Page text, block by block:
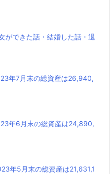
ができた話・結婚した話・退
年7月末の総資産は26,940,
年6月末の総資産は24,890,
年5月末の総資産は21,631,1